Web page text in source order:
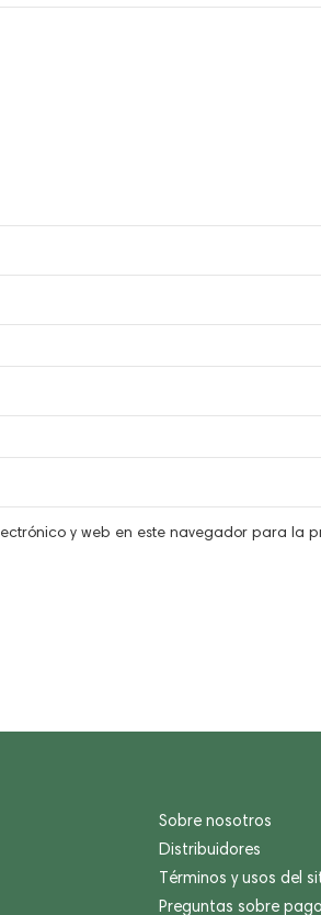
y web en este navegador para la
Sobre nosotros
Distribuidores
Términos y usos del
Preguntas sobre